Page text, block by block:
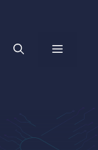
MENÚ